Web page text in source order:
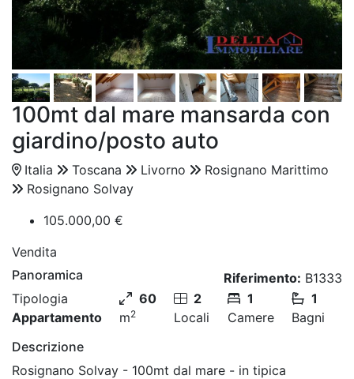
100mt dal mare mansarda con
giardino/posto auto
Italia Toscana Livorno
Rosignano Marittimo
Rosignano Solvay
105.000,00 €
Vendita
Panoramica
Riferimento: B1333
Tipologia
Appartamento
60
m2
2
Locali
1
Camere
1
Bagni
Descrizione
Rosignano Solvay - 100mt dal mare - in tipica